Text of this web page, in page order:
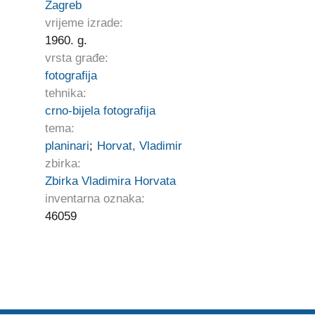
Zagreb
vrijeme izrade:
1960. g.
vrsta građe:
fotografija
tehnika:
crno-bijela fotografija
tema:
planinari; Horvat, Vladimir
zbirka:
Zbirka Vladimira Horvata
inventarna oznaka:
46059